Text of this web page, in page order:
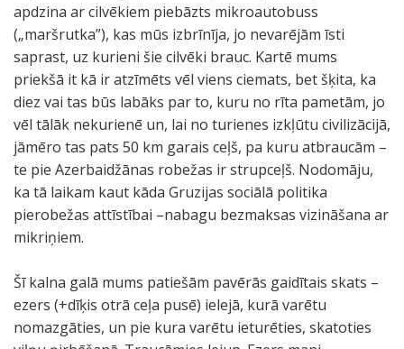
apdzina ar cilvēkiem piebāzts mikroautobuss
(„maršrutka”), kas mūs izbrīnīja, jo nevarējām īsti
saprast, uz kurieni šie cilvēki brauc. Kartē mums
priekšā it kā ir atzīmēts vēl viens ciemats, bet šķita, ka
diez vai tas būs labāks par to, kuru no rīta pametām, jo
vēl tālāk nekurienē un, lai no turienes izkļūtu civilizācijā,
jāmēro tas pats 50 km garais ceļš, pa kuru atbraucām –
te pie Azerbaidžānas robežas ir strupceļš. Nodomāju,
ka tā laikam kaut kāda Gruzijas sociālā politika
pierobežas attīstībai –nabagu bezmaksas vizināšana ar
mikriņiem.
Šī kalna galā mums patiešām pavērās gaidītais skats –
ezers (+dīķis otrā ceļa pusē) ielejā, kurā varētu
nomazgāties, un pie kura varētu ieturēties, skatoties